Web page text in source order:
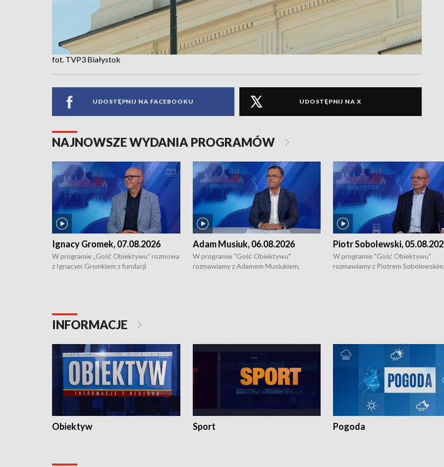
fot. TVP3 Białystok
UDOSTĘPNIJ NA FACEBOOKU UDOSTĘPNIJ NA X
NAJNOWSZE WYDANIA PROGRAMÓW
Ignacy Gromek, 07.08.2026
W programie „Gość Obiektywu” rozmowa
z Ignacym Gromkiem z fundacji
Adam Musiuk, 06.08.2026
W programie "Gość Obiektywu"
rozmawiamy z Adamem Musiukiem,
Piotr Sobolewski,
W programie "Gość Obiektywu"
rozmawiamy z Piotrem
INFORMACJE
Obiektyw Sport Pogoda